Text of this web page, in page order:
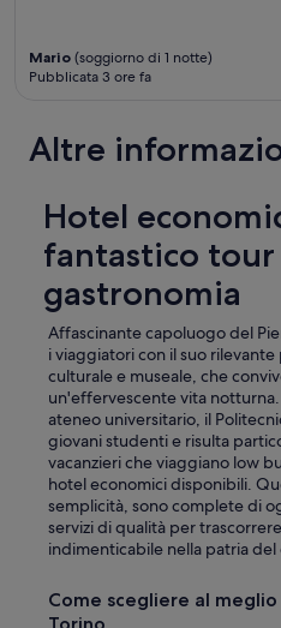
Mario (soggiorno di 1 notte)
Pubblicata 3 ore fa
Altre
Hotel
fantastico
gastronomia
Affascinante capoluogo del
i viaggiatori con il suo
culturale e museale, che
un'effervescente vita
ateneo universitario, il
giovani studenti e risulta
vacanzieri che viaggiano low
hotel economici disponibili.
semplicità, sono complete di
servizi di qualità per
indimenticabile nella patria
Come scegliere al